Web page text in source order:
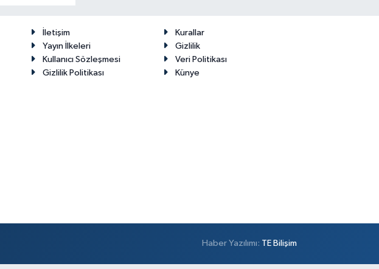
İletişim
Kurallar
Yayın İlkeleri
Gizlilik
Kullanıcı Sözleşmesi
Veri Politikası
Gizlilik Politikası
Künye
Haber Yazılımı: TE Bilişim